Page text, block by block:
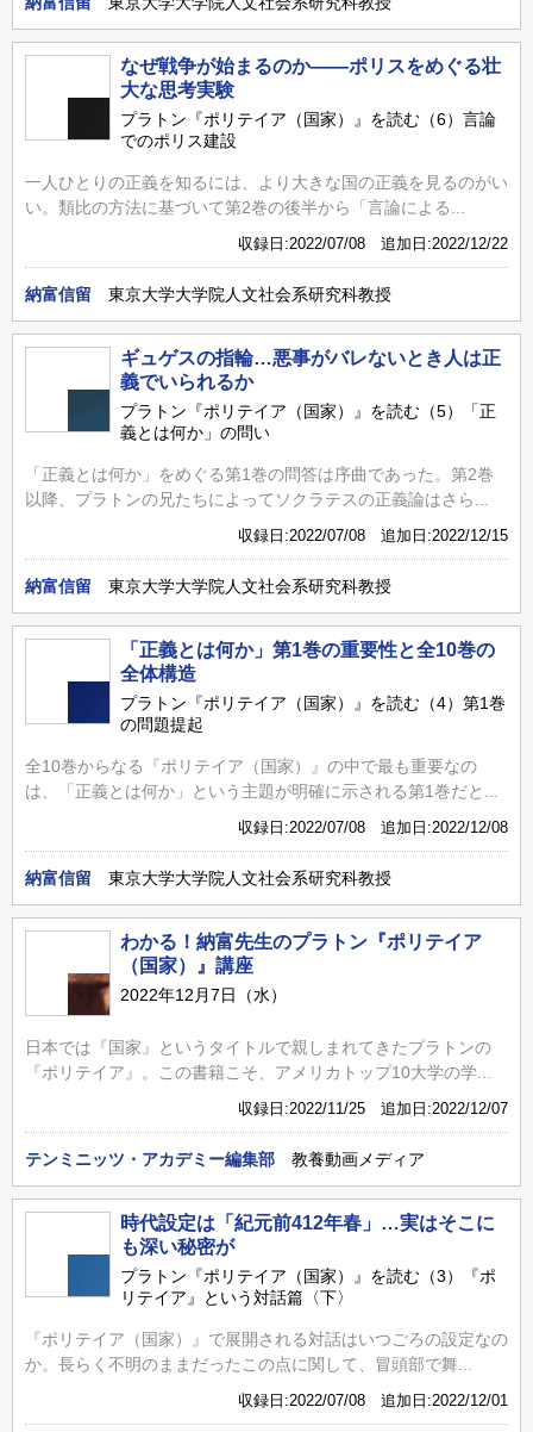
なぜ戦争が始まるのか――ポリスをめぐる壮
大な思考実験
プラトン『ポリテイア（国家）』を読む（6）言論
でのポリス建設
一人ひとりの正義を知るには、より大きな国の正義を見るのがい
い。類比の方法に基づいて第2巻の後半から「言論による...
収録日:2022/07/08 追加日:2022/12/22
納富信留 東京大学大学院人文社会系研究科教授
ギュゲスの指輪…悪事がバレないとき人は正
義でいられるか
プラトン『ポリテイア（国家）』を読む（5）「正
義とは何か」の問い
「正義とは何か」をめぐる第1巻の問答は序曲であった。第2巻
以降、プラトンの兄たちによってソクラテスの正義論はさら...
収録日:2022/07/08 追加日:2022/12/15
納富信留 東京大学大学院人文社会系研究科教授
「正義とは何か」第1巻の重要性と全10巻の
全体構造
プラトン『ポリテイア（国家）』を読む（4）第1巻
の問題提起
全10巻からなる『ポリテイア（国家）』の中で最も重要なの
は、「正義とは何か」という主題が明確に示される第1巻だと...
収録日:2022/07/08 追加日:2022/12/08
納富信留 東京大学大学院人文社会系研究科教授
わかる！納富先生のプラトン『ポリテイア
（国家）』講座
2022年12月7日（水）
日本では『国家』というタイトルで親しまれてきたプラトンの
『ポリテイア』。この書籍こそ、アメリカトップ10大学の学...
収録日:2022/11/25 追加日:2022/12/07
テンミニッツ・アカデミー編集部 教養動画メディア
時代設定は「紀元前412年春」…実はそこに
も深い秘密が
プラトン『ポリテイア（国家）』を読む（3）『ポ
リテイア』という対話篇〈下〉
『ポリテイア（国家）』で展開される対話はいつごろの設定なの
か。長らく不明のままだったこの点に関して、冒頭部で舞...
収録日:2022/07/08 追加日:2022/12/01